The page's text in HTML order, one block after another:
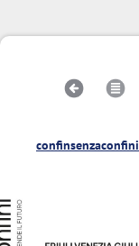
confinsenzaconfini